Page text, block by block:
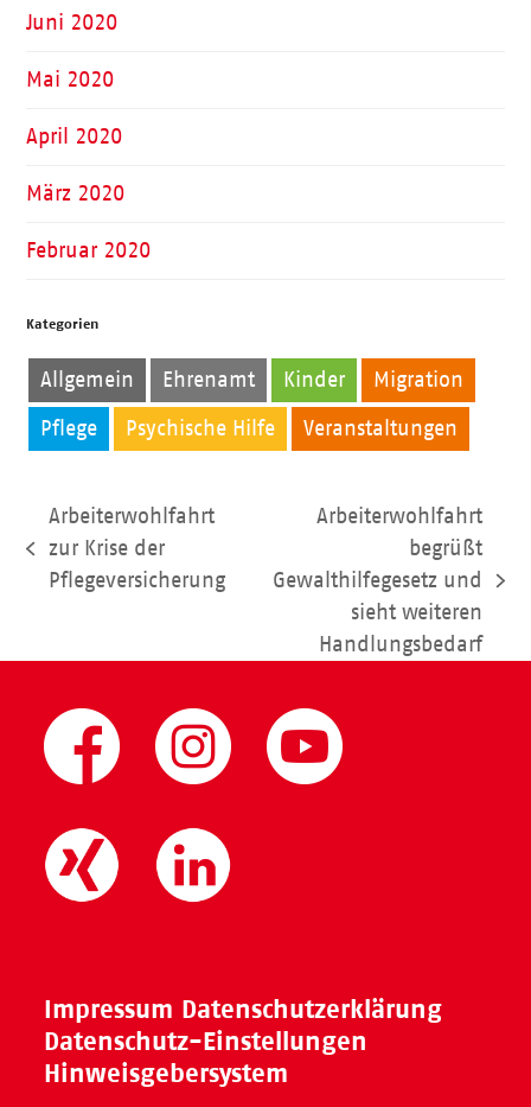
Juni 2020
Mai 2020
April 2020
März 2020
Februar 2020
Kategorien
Allgemein Ehrenamt Kinder Migration
Pflege Psychische Hilfe Veranstaltungen
vorheriger
Beitrag:
Arbeiterwohlfahrt
zur Krise der
Pflegeversicherung
Nächster
Arbeiterwohlfahrt
begrüßt
Gewalthilfegesetz und
sieht weiteren
Handlungsbedarf
Impressum Datenschutzerklärung
Datenschutz-Einstellungen
Hinweisgebersystem